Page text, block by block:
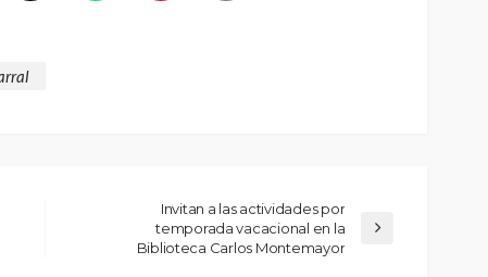
Invitan a las actividades por
temporada vacacional en la
Biblioteca Carlos Montemayor